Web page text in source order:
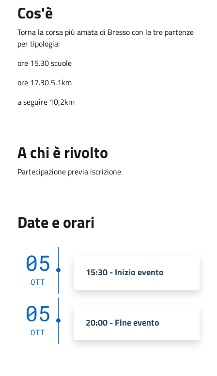
Cos'è
Torna la corsa più amata di Bresso con le tre partenze
per tipologia:
ore 15.30 scuole
ore 17.30 5,1km
a seguire 10,2km
A chi è rivolto
Partecipazione previa iscrizione
Date e orari
05
OTT
15:30 - Inizio evento
05
OTT
20:00 - Fine evento